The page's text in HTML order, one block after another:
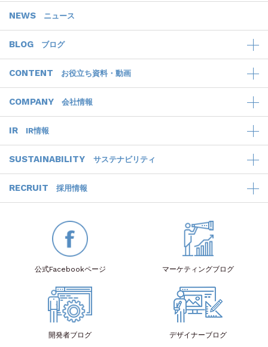
NEWS ニュース
BLOG ブログ
CONTENT お役立ち資料・動画
COMPANY 会社情報
IR IR情報
SUSTAINABILITY サステナビリティ
RECRUIT 採用情報
公式Facebookページ マーケティングブログ
開発者ブログ デザイナーブログ